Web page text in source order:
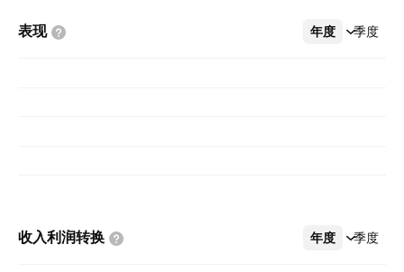
表现 年度 季度
更多
收入利润转换 年度 季度
更多